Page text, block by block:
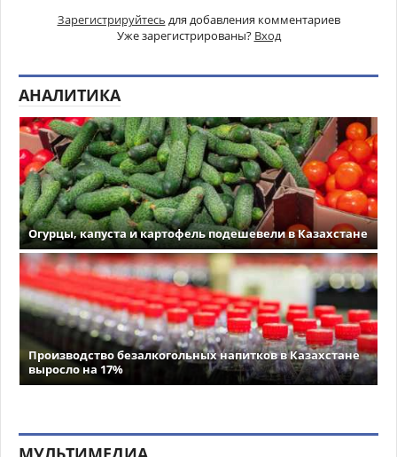
Зарегистрируйтесь для добавления комментариев
Уже зарегистрированы? Вход
АНАЛИТИКА
Огурцы, капуста и картофель подешевели в Казахстане
Производство безалкогольных напитков в Казахстане
выросло на 17%